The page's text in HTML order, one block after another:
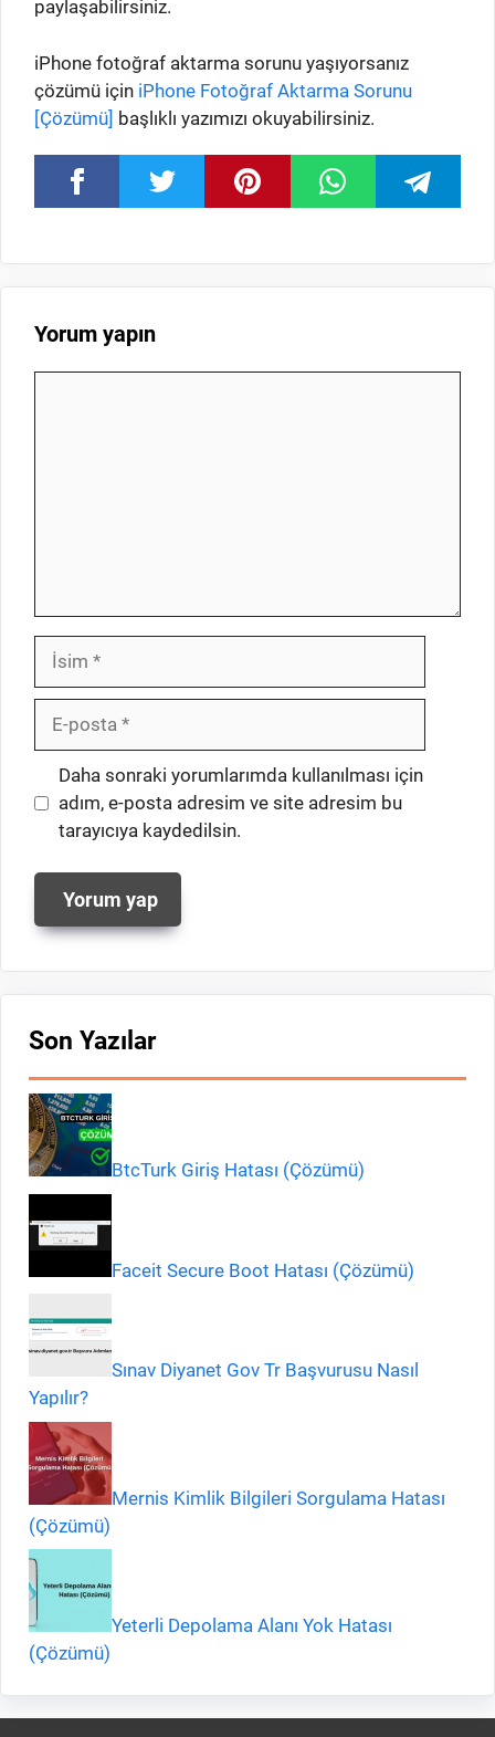
paylaşabilirsiniz.
iPhone fotoğraf aktarma sorunu yaşıyorsanız
çözümü için iPhone Fotoğraf Aktarma Sorunu
[Çözümü] başlıklı yazımızı okuyabilirsiniz.
Yorum yapın
İsim
posta
İnternet
sitesi
Daha sonraki yorumlarımda kullanılması için
adım, e-posta adresim ve site adresim bu
tarayıcıya kaydedilsin.
Son Yazılar
BtcTurk Giriş Hatası (Çözümü)
Faceit Secure Boot Hatası (Çözümü)
Sınav Diyanet Gov Tr Başvurusu Nasıl
Yapılır?
Mernis Kimlik Bilgileri Sorgulama Hatası
(Çözümü)
Yeterli Depolama Alanı Yok Hatası
(Çözümü)